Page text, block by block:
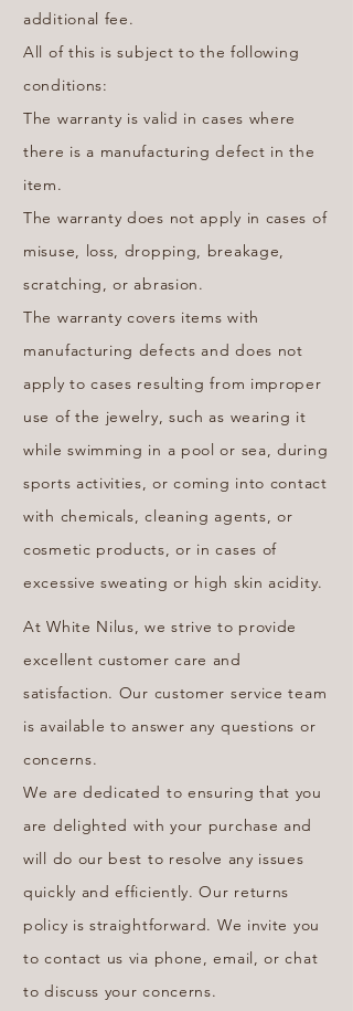
additional fee.
All of this is subject to the following
conditions:
The warranty is valid in cases where
there is a manufacturing defect in the
item.
The warranty does not apply in cases of
misuse, loss, dropping, breakage,
scratching, or abrasion.
The warranty covers items with
manufacturing defects and does not
apply to cases resulting from improper
use of the jewelry, such as wearing it
while swimming in a pool or sea, during
sports activities, or coming into contact
with chemicals, cleaning agents, or
cosmetic products, or in cases of
excessive sweating or high skin acidity.
At White Nilus, we strive to provide
excellent customer care and
satisfaction. Our customer service team
is available to answer any questions or
concerns.
We are dedicated to ensuring that you
are delighted with your purchase and
will do our best to resolve any issues
quickly and efficiently. Our returns
policy is straightforward. We invite you
to contact us via phone, email, or chat
to discuss your concerns.